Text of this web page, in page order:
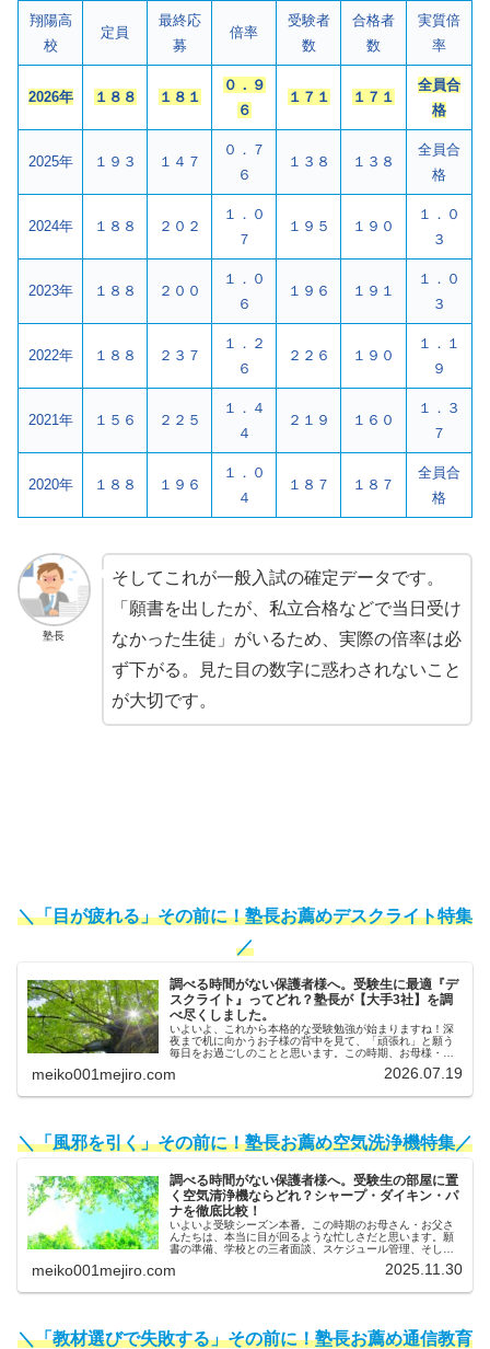
翔陽高
校
定員
最終応
募
倍率
受験者
数
合格者
数
実質倍
率
2026年 １８８ １８１
０．９
６
１７１ １７１
全員合
格
2025年 １９３ １４７
０．７
６
１３８ １３８
全員合
格
2024年 １８８ ２０２
１．０
７
１９５ １９０
１．０
３
2023年 １８８ ２００
１．０
６
１９６ １９１
１．０
３
2022年 １８８ ２３７
１．２
６
２２６ １９０
１．１
９
2021年 １５６ ２２５
１．４
４
２１９ １６０
１．３
７
2020年 １８８ １９６
１．０
４
１８７ １８７
全員合
格
塾長
そしてこれが一般入試の確定データです。
「願書を出したが、私立合格などで当日受け
なかった生徒」がいるため、実際の倍率は必
ず下がる。見た目の数字に惑わされないこと
が大切です。
＼「目が疲れる」その前に！塾長お薦めデスクライト特集
／
調べる時間がない保護者様へ。受験生に最適『デ
スクライト』ってどれ？塾長が【大手3社】を調
べ尽くしました。
いよいよ、これから本格的な受験勉強が始まりますね！深
夜まで机に向かうお子様の背中を見て、「頑張れ」と願う
毎日をお過ごしのことと思います。この時期、お母様・お
「最近、子供が目をこすっていること...
meiko001mejiro.com 2026.07.19
＼「風邪を引く」その前に！塾長お薦め空気洗浄機特集／
調べる時間がない保護者様へ。受験生の部屋に置
く空気清浄機ならどれ？シャープ・ダイキン・パ
ナを徹底比較！
いよいよ受験シーズン本番。この時期のお母さん・お父さ
んたちは、本当に目が回るような忙しさだと思います。願
書の準備、学校との三者面談、スケジュール管理、そして
ほどあるのに、時間がいくらあって...
meiko001mejiro.com 2025.11.30
＼「教材選びで失敗する」その前に！塾長お薦め通信教育